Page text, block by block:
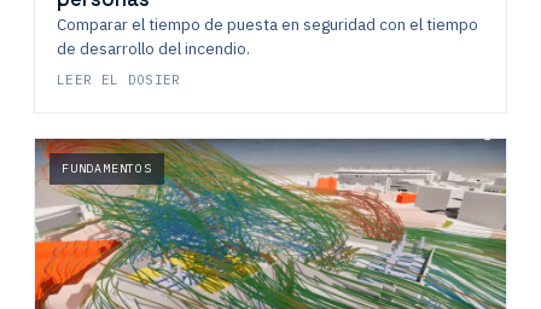
Comparar el tiempo de puesta en seguridad con el tiempo
de desarrollo del incendio.
LEER EL DOSIER
FUNDAMENTOS